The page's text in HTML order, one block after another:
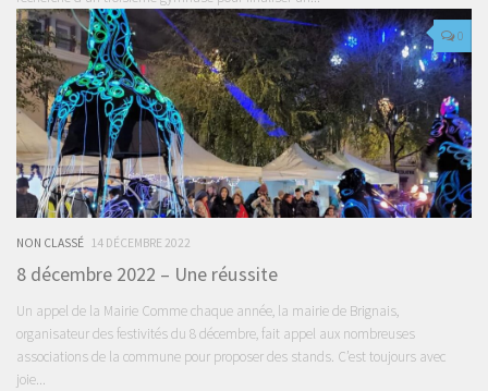
0
NON CLASSÉ 14 DÉCEMBRE 2022
8 décembre 2022 – Une réussite
Un appel de la Mairie Comme chaque année, la mairie de Brignais,
organisateur des festivités du 8 décembre, fait appel aux nombreuses
associations de la commune pour proposer des stands. C’est toujours avec
joie...